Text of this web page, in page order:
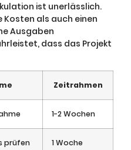
ist unerlässlich.
als auch einen
Ausgaben
dass das Projekt
Zeitrahmen
1-2 Wochen
prüfen 1 Woche